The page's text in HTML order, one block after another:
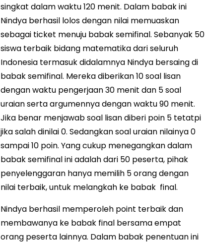
singkat dalam waktu 120 menit. Dalam babak ini
Nindya berhasil lolos dengan nilai memuaskan
sebagai ticket menuju babak semifinal. Sebanyak 50
siswa terbaik bidang matematika dari seluruh
Indonesia termasuk didalamnya Nindya bersaing di
babak semifinal. Mereka diberikan 10 soal lisan
dengan waktu pengerjaan 30 menit dan 5 soal
uraian serta argumennya dengan waktu 90 menit.
Jika benar menjawab soal lisan diberi poin 5 tetatpi
jika salah dinilai 0. Sedangkan soal uraian nilainya 0
sampai 10 poin. Yang cukup menegangkan dalam
babak semifinal ini adalah dari 50 peserta, pihak
penyelenggaran hanya memilih 5 orang dengan
nilai terbaik, untuk melangkah ke babak final.
Nindya berhasil memperoleh point terbaik dan
membawanya ke babak final bersama empat
orang peserta lainnya. Dalam babak penentuan ini